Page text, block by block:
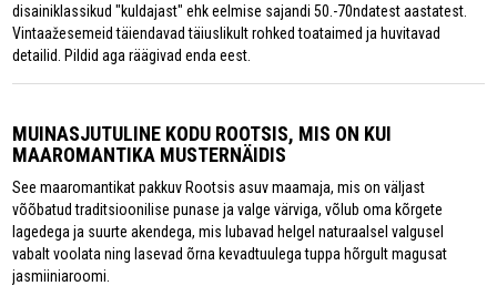
disainiklassikud "kuldajast" ehk eelmise sajandi 50.-70ndatest aastatest.
Vintaažesemeid täiendavad täiuslikult rohked toataimed ja huvitavad
detailid. Pildid aga räägivad enda eest.
MUINASJUTULINE KODU ROOTSIS, MIS ON KUI
MAAROMANTIKA MUSTERNÄIDIS
See maaromantikat pakkuv Rootsis asuv maamaja, mis on väljast
võõbatud traditsioonilise punase ja valge värviga, võlub oma kõrgete
lagedega ja suurte akendega, mis lubavad helgel naturaalsel valgusel
vabalt voolata ning lasevad õrna kevadtuulega tuppa hõrgult magusat
jasmiiniaroomi.